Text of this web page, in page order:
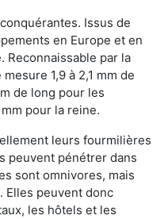
Issus de
en Europe et en
Reconnaissable par la
1,9 à 2,1 mm de
de long pour les
pour la reine.
leurs fourmilières
peuvent pénétrer dans
sont omnivores, mais
Elles peuvent donc
les hôtels et les